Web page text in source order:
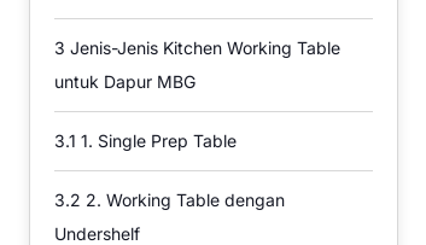
3 Jenis-Jenis Kitchen Working Table
untuk Dapur MBG
3.1 1. Single Prep Table
3.2 2. Working Table dengan
Undershelf